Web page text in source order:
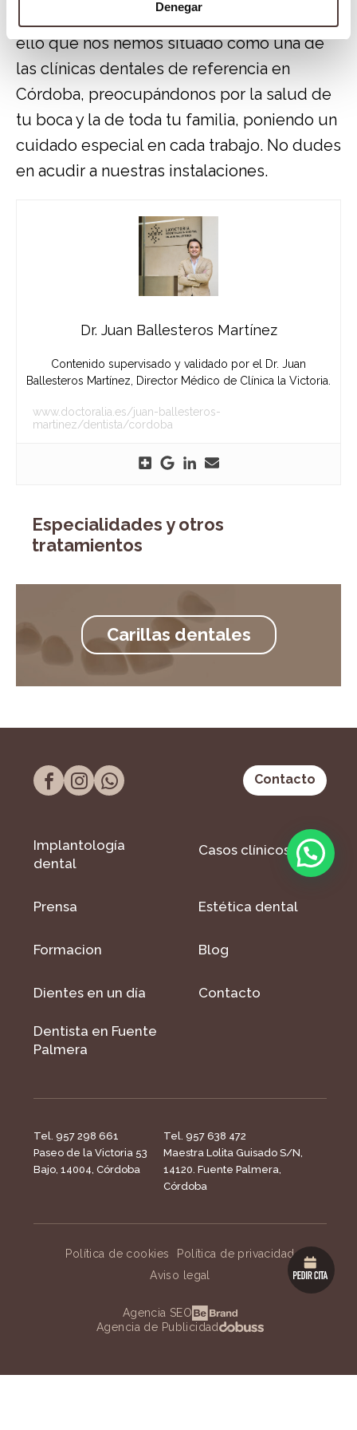
Denegar
de los casos de nuestros pacientes. Es por
ello que nos hemos situado como una de
las clínicas dentales de referencia en
Córdoba, preocupándonos por la salud de
tu boca y la de toda tu familia, poniendo un
cuidado especial en cada trabajo. No dudes
en acudir a nuestras instalaciones.
Dr. Juan Ballesteros Martínez
Contenido supervisado y validado por el Dr. Juan
Ballesteros Martínez, Director Médico de Clínica la Victoria.
www.doctoralia.es/juan-ballesteros-
martinez/dentista/cordoba
Especialidades y otros
tratamientos
Carillas dentales
Contacto
Implantología
dental
Casos clínicos
Prensa Estética dental
Formacion Blog
Dientes en un día Contacto
Dentista en Fuente
Palmera
Tel. 957 298 661
Paseo de la Victoria 53
Bajo, 14004, Córdoba
Tel. 957 638 472
Maestra Lolita Guisado S/N,
14120. Fuente Palmera,
Córdoba
Política de cookies
Política de privacidad
Aviso legal
Agencia SEO
Agencia de Publicidad